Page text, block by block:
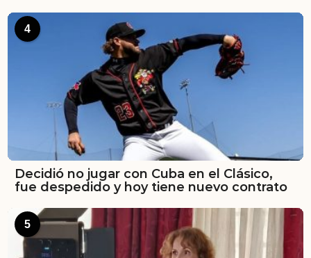
4
Decidió no jugar con Cuba en el Clásico,
fue despedido y hoy tiene nuevo contrato
5